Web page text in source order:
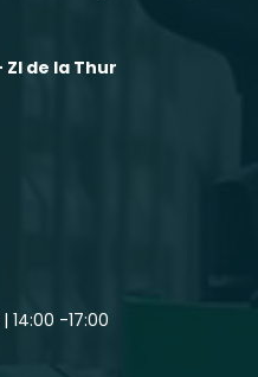
de la Thur
14:00 -17:00